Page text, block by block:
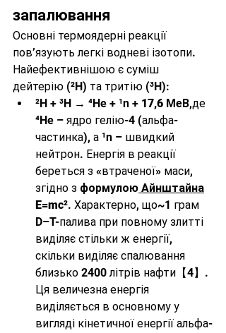
запалювання
Основні термоядерні реакції
пов’язують легкі водневі ізотопи.
Найефективнішою є суміш
дейтерію (²H) та тритію (³H):
²H + ³H → ⁴He + ¹n + 17,6 МеВ,де
⁴He – ядро гелію-4 (альфа-
частинка), а ¹n – швидкий
нейтрон. Енергія в реакції
береться з «втраченої» маси,
згідно з формулою Айнштайна
E=mc². Характерно, що~1 грам
D–T-палива при повному злитті
виділяє стільки ж енергії,
скільки виділяє спалювання
близько 2400 літрів нафти【4】.
Ця величезна енергія
виділяється в основному у
вигляді кінетичної енергії альфа-